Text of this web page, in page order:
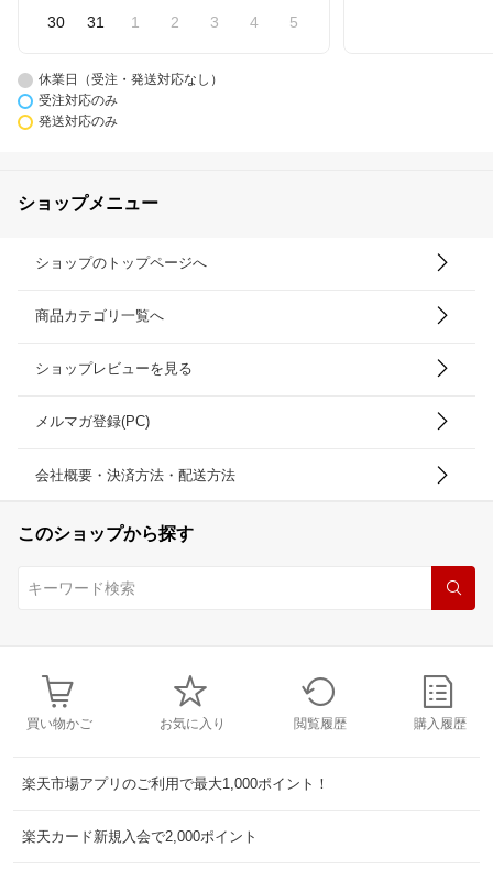
30 31 1 2 3 4 5
休業日（受注・発送対応なし）
受注対応のみ
発送対応のみ
ショップメニュー
ショップのトップページへ
商品カテゴリ一覧へ
ショップレビューを見る
メルマガ登録(PC)
会社概要・決済方法・配送方法
このショップから探す
買い物かご お気に入り 閲覧履歴 購入履歴
楽天市場アプリのご利用で最大1,000ポイント！
楽天カード新規入会で2,000ポイント